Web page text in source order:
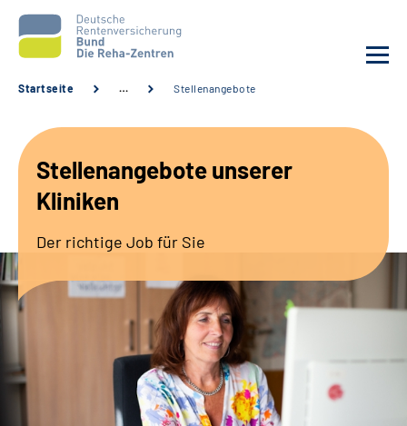
Unsere Kliniken
Sozialdienste & Zuweisende
Erweiterte Suche
Gebärdensprache
Startseite … Stellenangebote
Stellenangebote unserer
Kliniken
Der richtige Job für Sie